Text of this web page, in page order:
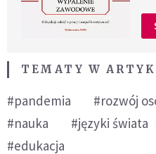
TEMATY W
#pandemia #rozwój
#nauka
#języki świata
#edukacja